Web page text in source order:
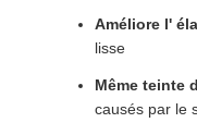
Améliore l'
lisse
Même teinte
causés par le